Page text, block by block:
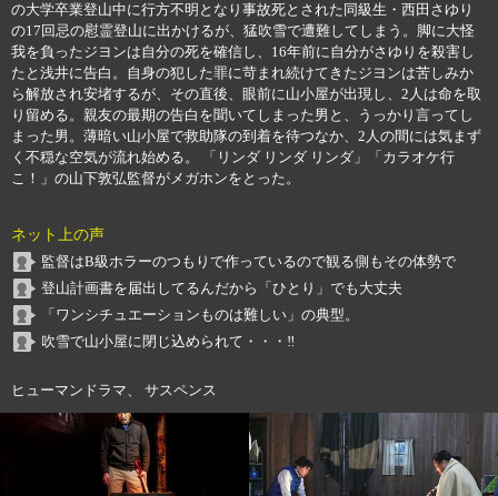
の大学卒業登山中に行方不明となり事故死とされた同級生・西田さゆり
の17回忌の慰霊登山に出かけるが、猛吹雪で遭難してしまう。脚に大怪
我を負ったジヨンは自分の死を確信し、16年前に自分がさゆりを殺害し
たと浅井に告白。自身の犯した罪に苛まれ続けてきたジヨンは苦しみか
ら解放され安堵するが、その直後、眼前に山小屋が出現し、2人は命を取
り留める。親友の最期の告白を聞いてしまった男と、うっかり言ってし
まった男。薄暗い山小屋で救助隊の到着を待つなか、2人の間には気まず
く不穏な空気が流れ始める。 「リンダ リンダ リンダ」「カラオケ行
こ！」の山下敦弘監督がメガホンをとった。
ネット上の声
監督はB級ホラーのつもりで作っているので観る側もその体勢で
登山計画書を届出してるんだから「ひとり」でも大丈夫
「ワンシチュエーションものは難しい」の典型。
吹雪で山小屋に閉じ込められて・・・‼️
ヒューマンドラマ、 サスペンス